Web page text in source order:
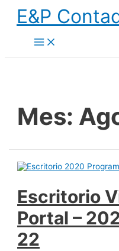
contenido
E&P
Main
Menu
Mes:
Escritorio
Portal –
22